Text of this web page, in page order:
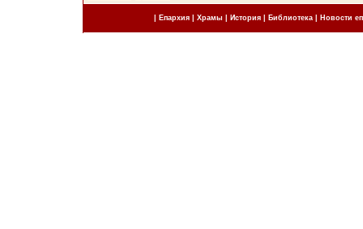
Епархия| Храмы История| Библиотека Новости